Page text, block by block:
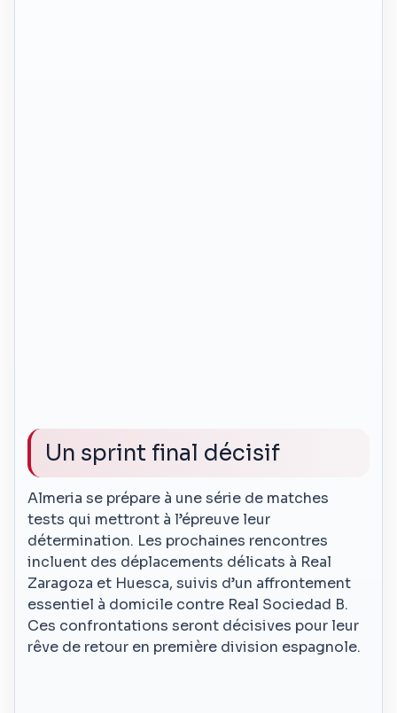
Un sprint final décisif
Almeria se prépare à une série de matches
tests qui mettront à l’épreuve leur
détermination. Les prochaines rencontres
incluent des déplacements délicats à Real
Zaragoza et Huesca, suivis d’un affrontement
essentiel à domicile contre Real Sociedad B.
Ces confrontations seront décisives pour leur
rêve de retour en première division espagnole.